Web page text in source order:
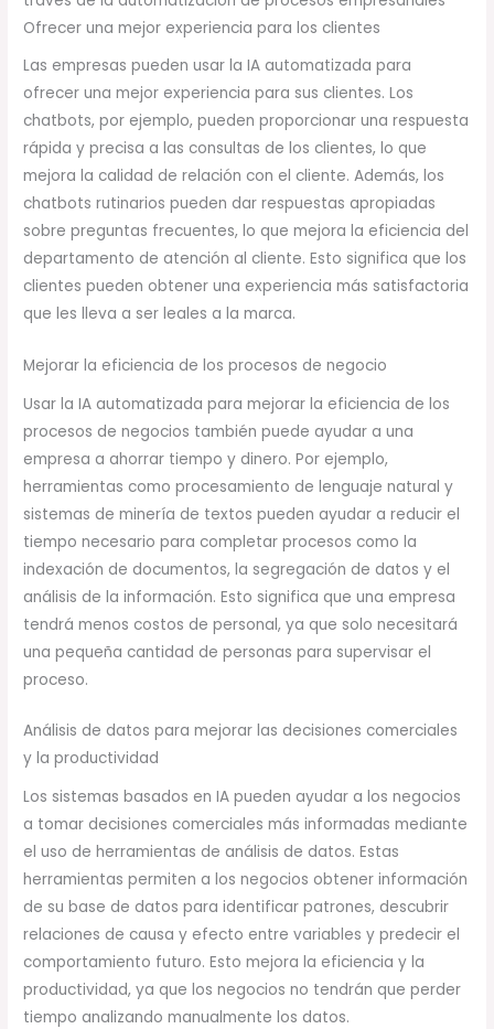
Ofrecer una mejor experiencia para los clientes
Las empresas pueden usar la IA automatizada para
ofrecer una mejor experiencia para sus clientes. Los
chatbots, por ejemplo, pueden proporcionar una respuesta
rápida y precisa a las consultas de los clientes, lo que
mejora la calidad de relación con el cliente. Además, los
chatbots rutinarios pueden dar respuestas apropiadas
sobre preguntas frecuentes, lo que mejora la eficiencia del
departamento de atención al cliente. Esto significa que los
clientes pueden obtener una experiencia más satisfactoria
que les lleva a ser leales a la marca.
Mejorar la eficiencia de los procesos de negocio
Usar la IA automatizada para mejorar la eficiencia de los
procesos de negocios también puede ayudar a una
empresa a ahorrar tiempo y dinero. Por ejemplo,
herramientas como procesamiento de lenguaje natural y
sistemas de minería de textos pueden ayudar a reducir el
tiempo necesario para completar procesos como la
indexación de documentos, la segregación de datos y el
análisis de la información. Esto significa que una empresa
tendrá menos costos de personal, ya que solo necesitará
una pequeña cantidad de personas para supervisar el
proceso.
Análisis de datos para mejorar las decisiones comerciales
y la productividad
Los sistemas basados en IA pueden ayudar a los negocios
a tomar decisiones comerciales más informadas mediante
el uso de herramientas de análisis de datos. Estas
herramientas permiten a los negocios obtener información
de su base de datos para identificar patrones, descubrir
relaciones de causa y efecto entre variables y predecir el
comportamiento futuro. Esto mejora la eficiencia y la
productividad, ya que los negocios no tendrán que perder
tiempo analizando manualmente los datos.